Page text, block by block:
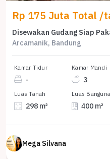
Rp 175 Juta Total /
Disewakan Gudang Siap
Arcamanik, Bandung
Kamar Tidur
-
Kamar Mandi
3
Luas Tanah
298 m²
Luas
400 m²
Mega Silvana